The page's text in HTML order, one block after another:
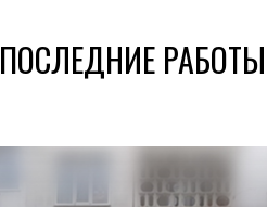
ПОСЛЕДНИЕ РАБОТЫ